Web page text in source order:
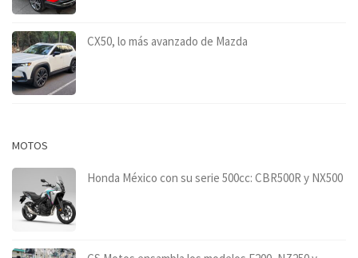
CX50, lo más avanzado de Mazda
MOTOS
Honda México con su serie 500cc: CBR500R y NX500